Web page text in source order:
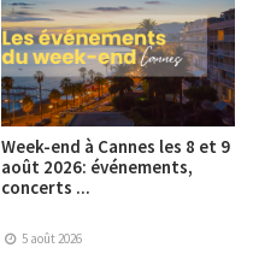
Week-end à Cannes les 8 et 9
août 2026: événements,
concerts ...
5 août 2026